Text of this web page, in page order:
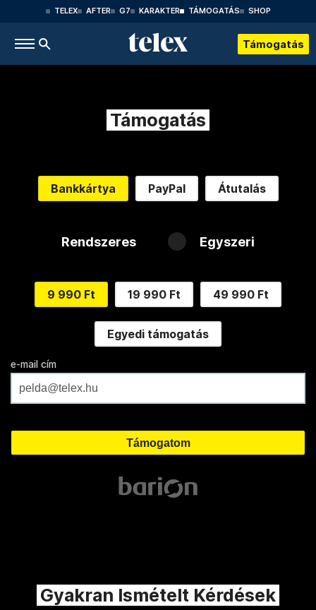
TELEX AFTER G7 KARAKTER TÁMOGATÁS SHOP
Támogatás
Támogatás
Bankkártya PayPal Átutalás
Rendszeres Egyszeri
9 990 Ft 19 990 Ft 49 990 Ft
Egyedi támogatás
e-mail cím
Gyakran Ismételt Kérdések